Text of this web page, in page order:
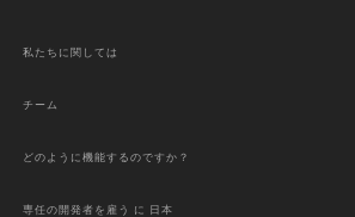
私たちに関しては
チーム
どのように機能するのですか？
専任の開発者を雇う に 日本